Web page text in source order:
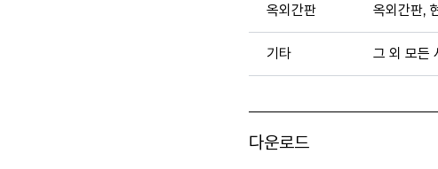
옥외간판 옥외간판,
기타 그 외 모든
다운로드